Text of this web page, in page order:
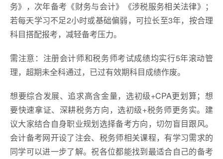
务》，次年备考《财务与会计》《涉税服务相关法律》；
若每天学习不足2小时或基础偏弱，可拉长至3年，按合理
科目搭配报考，减轻备考压力。
需注意：注册会计师和税务师考试成绩均实行5年滚动管
理，超期未全科通过，已过有效期科目成绩作废。
想要综合发展、追求高含金量，选初级+CPA更划算；想
要快速拿证、深耕税务方向，选初级+税务师更务实。建
议大家结合自身职业规划选择备考方向，切勿盲目跟风。
会计备考网开设了注会、税务师相关课程，有学习需求的
同学可以进一步了解。祝各位都能找到最适合自己的备考